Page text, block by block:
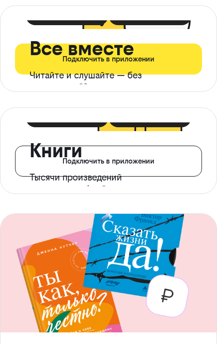
Все вместе
Читайте и слушайте — без
ограничений*
Подключить в приложении
Книги
Тысячи произведений
с доступом офлайн
Подключить в приложении